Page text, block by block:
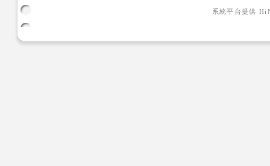
系統平台提供